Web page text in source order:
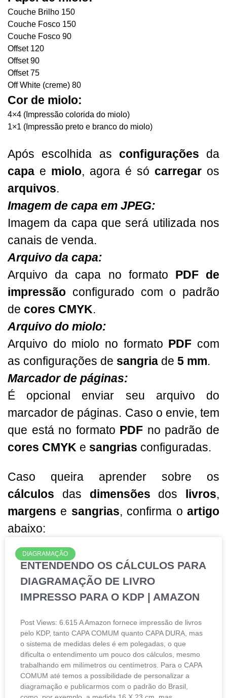
Couche Brilho 150
Couche Fosco 150
Couche Fosco 90
Offset 120
Offset 90
Offset 75
Off White (creme) 80
Cor de miolo:
4×4 (Impressão colorida do miolo)
1×1 (Impressão preto e branco do miolo)
Após escolhida as configurações da
capa e miolo, agora é só carregar os
arquivos.
Imagem de capa em JPEG:
Imagem da capa que será utilizada nos
canais de venda.
Arquivo da capa:
Arquivo da capa no formato PDF de
impressão configurado com o padrão
de cores CMYK.
Arquivo do miolo:
Arquivo do miolo no formato PDF com
as configurações de sangria de 5 mm.
Marcador de páginas:
É opcional enviar seu arquivo do
marcador de páginas. Caso o envie, tem
que está no formato PDF no padrão de
cores CMYK e sangrias configuradas.
Caso queira aprender sobre os
cálculos das dimensões dos livros,
margens e sangrias, confirma oartigo
abaixo:
DIAGRAMAÇÃO
ENTENDENDO OS CÁLCULOS PARA
DIAGRAMAÇÃO DE LIVRO
IMPRESSO PARA O KDP | AMAZON
Post Views: 6.615 A Amazon fornece impressão de livros
pelo KDP, tanto CAPA COMUM quanto CAPA DURA, mas
o sistema de medidas deles é em polegadas, o que
dificulta o entendimento um pouco dos cálculos, mesmo
trabalhando em milímetros ou centímetros. Para o CAPA
COMUM até temos a possibilidade de personalizar a
diagramação e publicarmos com o padrão do Brasil,